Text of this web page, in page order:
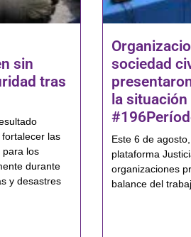
sin
tras
las
para los
durante
y desastres
sociedad
la situación
Este 6 de
plataforma
organizaciones
balance del